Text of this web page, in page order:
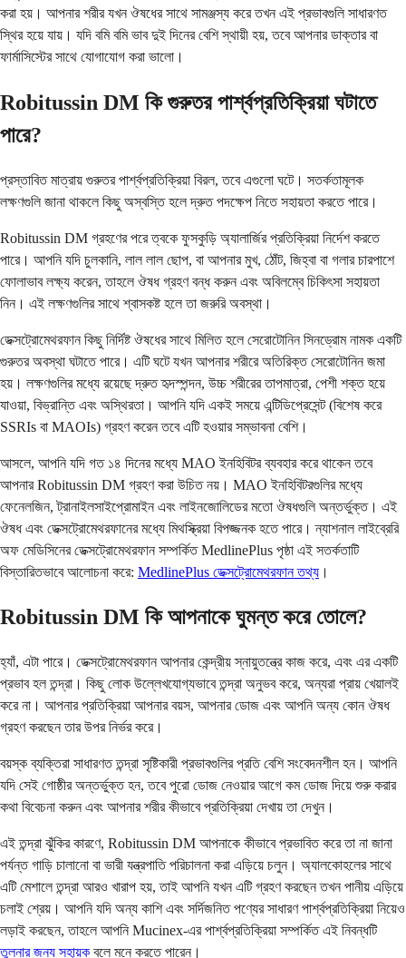
করা হয়। আপনার শরীর যখন ঔষধের সাথে সামঞ্জস্য করে তখন এই প্রভাবগুলি সাধারণত
স্থির হয়ে যায়। যদি বমি বমি ভাব দুই দিনের বেশি স্থায়ী হয়, তবে আপনার ডাক্তার বা
ফার্মাসিস্টের সাথে যোগাযোগ করা ভালো।
Robitussin DM কি গুরুতর পার্শ্বপ্রতিক্রিয়া ঘটাতে
পারে?
প্রস্তাবিত মাত্রায় গুরুতর পার্শ্বপ্রতিক্রিয়া বিরল, তবে এগুলো ঘটে। সতর্কতামূলক
লক্ষণগুলি জানা থাকলে কিছু অস্বস্তি হলে দ্রুত পদক্ষেপ নিতে সহায়তা করতে পারে।
Robitussin DM গ্রহণের পরে ত্বকে ফুসকুড়ি অ্যালার্জির প্রতিক্রিয়া নির্দেশ করতে
পারে। আপনি যদি চুলকানি, লাল লাল ছোপ, বা আপনার মুখ, ঠোঁট, জিহ্বা বা গলার চারপাশে
ফোলাভাব লক্ষ্য করেন, তাহলে ঔষধ গ্রহণ বন্ধ করুন এবং অবিলম্বে চিকিৎসা সহায়তা
নিন। এই লক্ষণগুলির সাথে শ্বাসকষ্ট হলে তা জরুরি অবস্থা।
ডেক্সট্রোমেথরফান কিছু নির্দিষ্ট ঔষধের সাথে মিলিত হলে সেরোটোনিন সিনড্রোম নামক একটি
গুরুতর অবস্থা ঘটাতে পারে। এটি ঘটে যখন আপনার শরীরে অতিরিক্ত সেরোটোনিন জমা
হয়। লক্ষণগুলির মধ্যে রয়েছে দ্রুত হৃদস্পন্দন, উচ্চ শরীরের তাপমাত্রা, পেশী শক্ত হয়ে
যাওয়া, বিভ্রান্তি এবং অস্থিরতা। আপনি যদি একই সময়ে এন্টিডিপ্রেসেন্ট (বিশেষ করে
SSRIs বা MAOIs) গ্রহণ করেন তবে এটি হওয়ার সম্ভাবনা বেশি।
আসলে, আপনি যদি গত ১৪ দিনের মধ্যে MAO ইনহিবিটর ব্যবহার করে থাকেন তবে
আপনার Robitussin DM গ্রহণ করা উচিত নয়। MAO ইনহিবিটরগুলির মধ্যে
ফেনেলজিন, ট্রানাইলসাইপ্রোমাইন এবং লাইনজোলিডের মতো ঔষধগুলি অন্তর্ভুক্ত। এই
ঔষধ এবং ডেক্সট্রোমেথরফানের মধ্যে মিথস্ক্রিয়া বিপজ্জনক হতে পারে। ন্যাশনাল লাইব্রেরি
অফ মেডিসিনের ডেক্সট্রোমেথরফান সম্পর্কিত MedlinePlus পৃষ্ঠা এই সতর্কতাটি
বিস্তারিতভাবে আলোচনা করে: MedlinePlus ডেক্সট্রোমেথরফান তথ্য ।
Robitussin DM কি আপনাকে ঘুমন্ত করে তোলে?
হ্যাঁ, এটা পারে। ডেক্সট্রোমেথরফান আপনার কেন্দ্রীয় স্নায়ুতন্ত্রে কাজ করে, এবং এর একটি
প্রভাব হল তন্দ্রা। কিছু লোক উল্লেখযোগ্যভাবে তন্দ্রা অনুভব করে, অন্যরা প্রায় খেয়ালই
করে না। আপনার প্রতিক্রিয়া আপনার বয়স, আপনার ডোজ এবং আপনি অন্য কোন ঔষধ
গ্রহণ করছেন তার উপর নির্ভর করে।
বয়স্ক ব্যক্তিরা সাধারণত তন্দ্রা সৃষ্টিকারী প্রভাবগুলির প্রতি বেশি সংবেদনশীল হন। আপনি
যদি সেই গোষ্ঠীর অন্তর্ভুক্ত হন, তবে পুরো ডোজ নেওয়ার আগে কম ডোজ দিয়ে শুরু করার
কথা বিবেচনা করুন এবং আপনার শরীর কীভাবে প্রতিক্রিয়া দেখায় তা দেখুন।
এই তন্দ্রা ঝুঁকির কারণে, Robitussin DM আপনাকে কীভাবে প্রভাবিত করে তা না জানা
পর্যন্ত গাড়ি চালানো বা ভারী যন্ত্রপাতি পরিচালনা করা এড়িয়ে চলুন। অ্যালকোহলের সাথে
এটি মেশালে তন্দ্রা আরও খারাপ হয়, তাই আপনি যখন এটি গ্রহণ করছেন তখন পানীয় এড়িয়ে
চলাই শ্রেয়। আপনি যদি অন্য কাশি এবং সর্দিজনিত পণ্যের সাধারণ পার্শ্বপ্রতিক্রিয়া নিয়েও
লড়াই করছেন, তাহলে আপনি Mucinex-এর পার্শ্বপ্রতিক্রিয়া সম্পর্কিত এই নিবন্ধটি
তুলনার জন্য সহায়ক বলে মনে করতে পারেন।